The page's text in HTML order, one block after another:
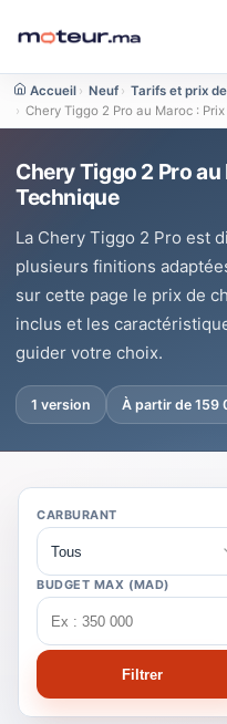
Accueil › Neuf › Tarifs et prix
› Chery Tiggo 2 Pro au Maroc :
Chery Tiggo 2 Pro
Technique
La Chery Tiggo 2 Pro est
plusieurs finitions
sur cette page le prix de
inclus et les
guider votre choix.
1 version À partir de 159
CARBURANT
BUDGET MAX (MAD)
Filtrer